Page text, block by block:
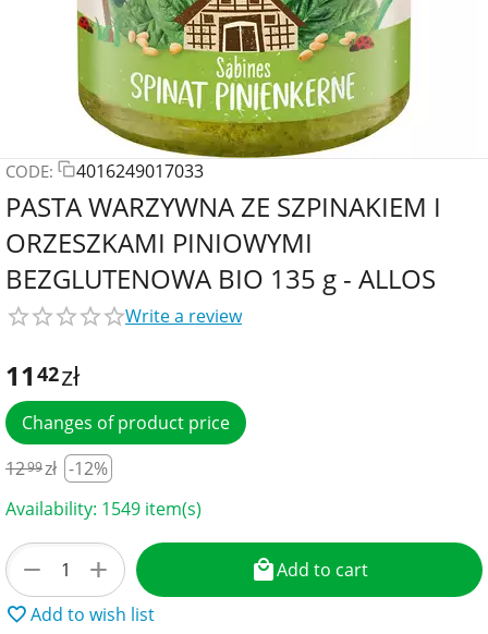
CODE: 4016249017033
PASTA WARZYWNA ZE SZPINAKIEM I
ORZESZKAMI PINIOWYMI
BEZGLUTENOWA BIO 135 g - ALLOS
Write a review
11 42zł
Changes of product price
1299zł -12%
Availability: 1549 item(s)
+
−
Add to cart
Add to wish list